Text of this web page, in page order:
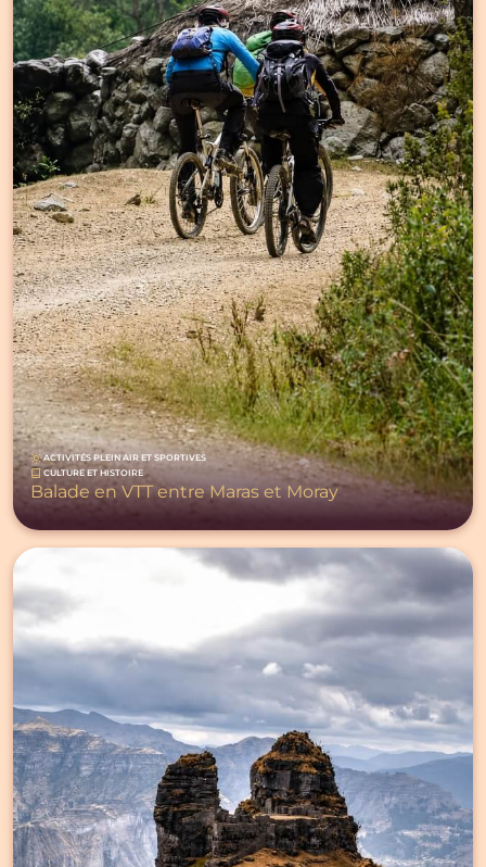
ACTIVITÉS PLEIN AIR ET SPORTIVES
CULTURE ET HISTOIRE
Balade en VTT entre Maras et Moray